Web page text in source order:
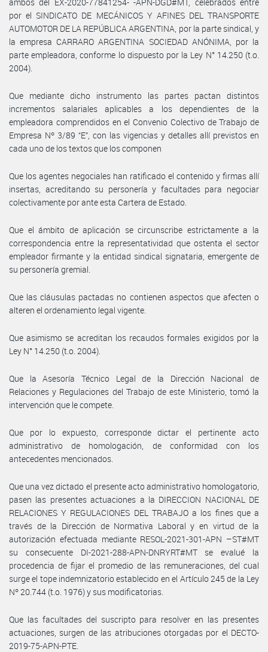
por el SINDICATO DE MECÁNICOS Y AFINES DEL TRANSPORTE
AUTOMOTOR DE LA REPÚBLICA ARGENTINA, por la parte sindical, y
la empresa CARRARO ARGENTINA SOCIEDAD ANÓNIMA, por la
parte empleadora, conforme lo dispuesto por la Ley N° 14.250 (t.o.
2004).
Que mediante dicho instrumento las partes pactan distintos
incrementos salariales aplicables a los dependientes de la
empleadora comprendidos en el Convenio Colectivo de Trabajo de
Empresa Nº 3/89 “E”, con las vigencias y detalles allí previstos en
cada uno de los textos que los componen
Que los agentes negociales han ratificado el contenido y firmas allí
insertas, acreditando su personería y facultades para negociar
colectivamente por ante esta Cartera de Estado.
Que el ámbito de aplicación se circunscribe estrictamente a la
correspondencia entre la representatividad que ostenta el sector
empleador firmante y la entidad sindical signataria, emergente de
su personería gremial.
Que las cláusulas pactadas no contienen aspectos que afecten o
alteren el ordenamiento legal vigente.
Que asimismo se acreditan los recaudos formales exigidos por la
Ley N° 14.250 (t.o. 2004).
Que la Asesoría Técnico Legal de la Dirección Nacional de
Relaciones y Regulaciones del Trabajo de este Ministerio, tomó la
intervención que le compete.
Que por lo expuesto, corresponde dictar el pertinente acto
administrativo de homologación, de conformidad con los
antecedentes mencionados.
Que una vez dictado el presente acto administrativo homologatorio,
pasen las presentes actuaciones a la DIRECCION NACIONAL DE
RELACIONES Y REGULACIONES DEL TRABAJO a los fines que a
través de la Dirección de Normativa Laboral y en virtud de la
autorización efectuada mediante RESOL-2021-301-APN –ST#MT
su consecuente DI-2021-288-APN-DNRYRT#MT se evalué la
procedencia de fijar el promedio de las remuneraciones, del cual
surge el tope indemnizatorio establecido en el Artículo 245 de la Ley
Nº 20.744 (t.o. 1976) y sus modificatorias.
Que las facultades del suscripto para resolver en las presentes
actuaciones, surgen de las atribuciones otorgadas por el DECTO-
2019-75-APN-PTE.